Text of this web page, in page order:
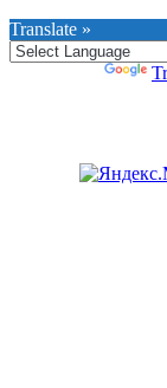
Translate »